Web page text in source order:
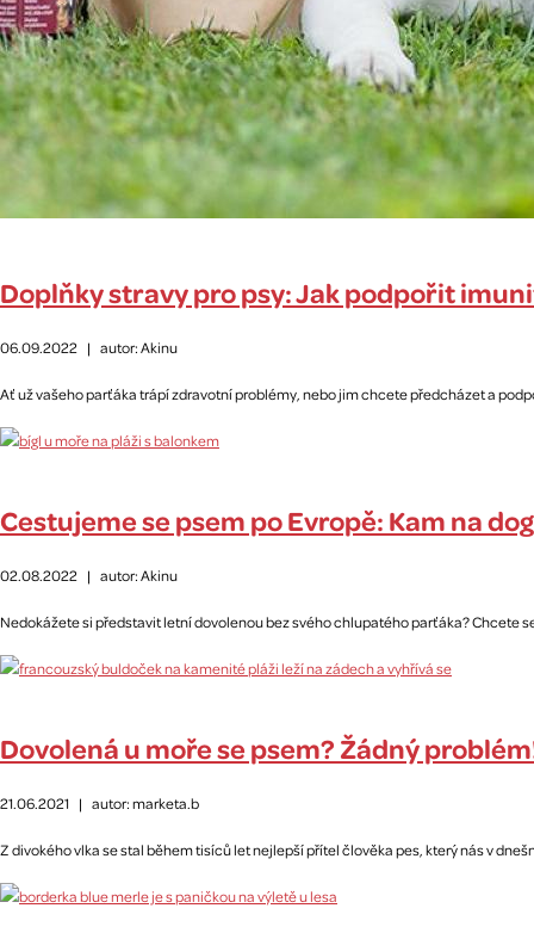
Doplňky stravy pro psy: Jak podpořit
06.09.2022 | autor: Akinu
Ať už vašeho parťáka trápí zdravotní problémy, nebo jim chcete předcházet a
Cestujeme se psem po Evropě: Kam na
02.08.2022 | autor: Akinu
Nedokážete si představit letní dovolenou bez svého chlupatého parťáka? Chcete
Dovolená u moře se psem? Žádný
21.06.2021 | autor: marketa.b
Z divokého vlka se stal během tisíců let nejlepší přítel člověka pes, který nás v